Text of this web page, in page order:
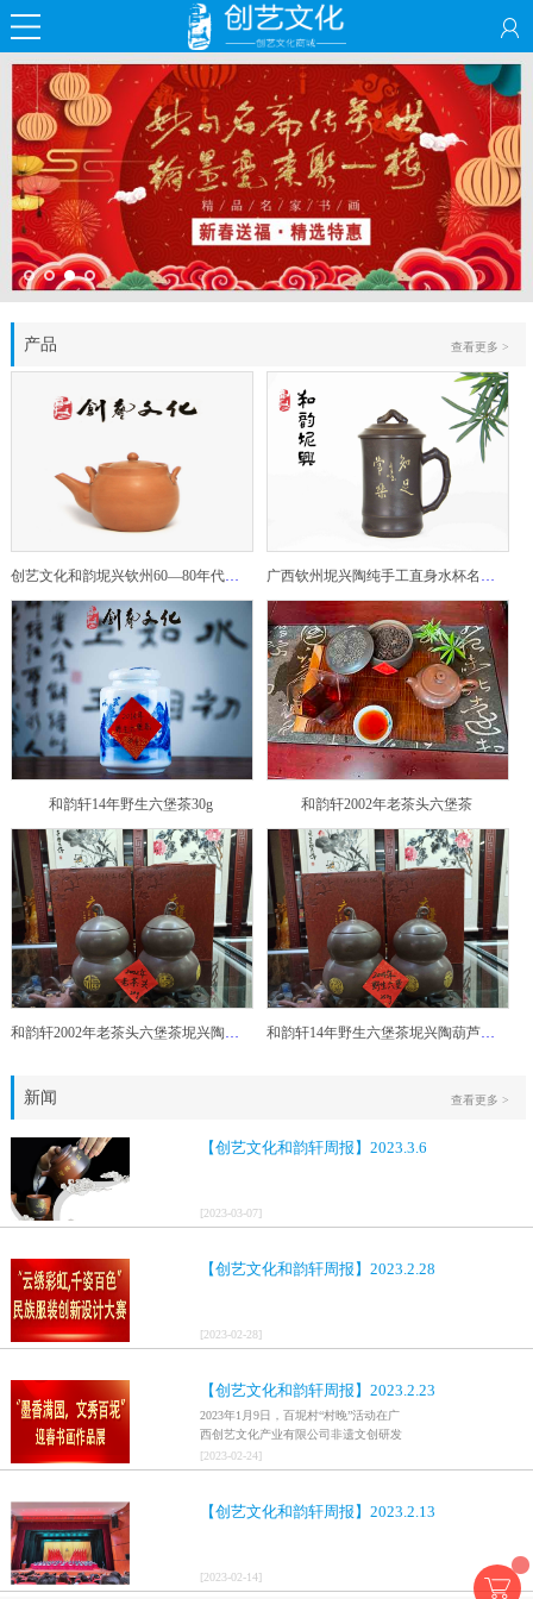
产品 查看更多 >
创艺文化和韵坭兴钦州60—80年代坭兴陶老壶——玉奎壶 广西钦州坭兴陶纯手工直身水杯名家陶瓷大师紫砂建水紫陶
和韵轩14年野生六堡茶30g 和韵轩2002年老茶头六堡茶
和韵轩2002年老茶头六堡茶坭兴陶葫芦茶罐 和韵轩14年野生六堡茶坭兴陶葫芦茶罐
新闻
【创艺文化和韵轩周报】2023.3.6
[2023-03-07]
【创艺文化和韵轩周报】2023.2.28
[2023-02-28]
【创艺文化和韵轩周报】2023.2.23
2023年1月9日，百坭村“村晚”活动在广
西创艺文化产业有限公司非遗文创研发
基地、百色市乐业县百坭壮族织布技艺
传承创意基地正式开启，活动紧扣“启航
村特色设计舞美，突出乡村文艺新体
[2023-02-24]
【创艺文化和韵轩周报】2023.2.13
[2023-02-14]
查看更多 >